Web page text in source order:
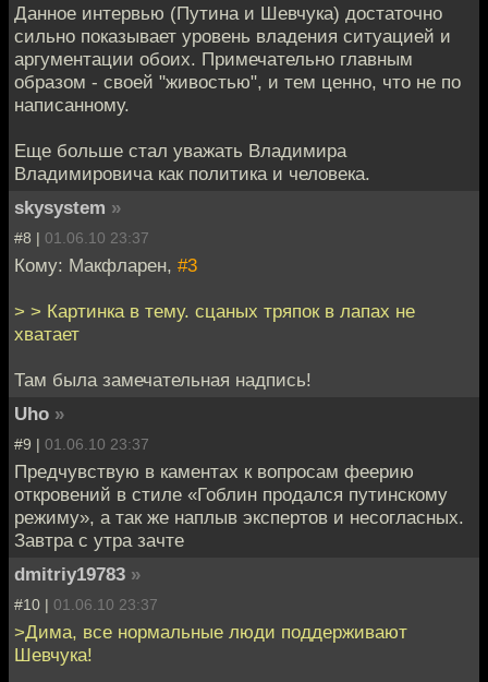
Данное интервью (Путина и Шевчука) достаточно
сильно показывает уровень владения ситуацией и
аргументации обоих. Примечательно главным
образом - своей "живостью", и тем ценно, что не по
написанному.
Еще больше стал уважать Владимира
Владимировича как политика и человека.
skysystem »
#8 | 01.06.10 23:37
Кому: Макфларен, #3
> > Картинка в тему. сцаных тряпок в лапах не
хватает
Там была замечательная надпись!
Uho »
#9 | 01.06.10 23:37
Предчувствую в каментах к вопросам феерию
откровений в стиле «Гоблин продался путинскому
режиму», а так же наплыв экспертов и несогласных.
Завтра с утра зачтe
dmitriy19783 »
#10 | 01.06.10 23:37
>Дима, все нормальные люди поддерживают
Шевчука!